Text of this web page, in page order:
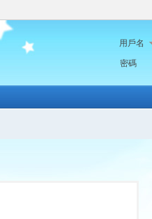
用戶名
密碼